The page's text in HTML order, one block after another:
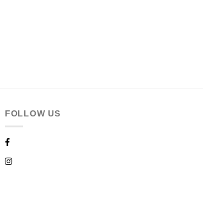
FOLLOW US